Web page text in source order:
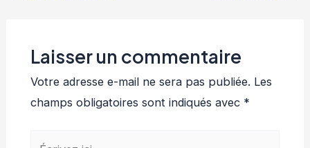
Laisser un commentaire
Votre adresse e-mail ne sera pas publiée. Les
champs obligatoires sont indiqués avec *
Écrivez